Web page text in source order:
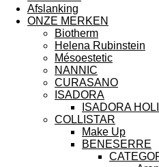
Afslanking
ONZE MERKEN
Biotherm
Helena Rubinstein
Mésoestetic
NANNIC
CURASANO
ISADORA
ISADORA
COLLISTAR
Make Up
BENESERRE